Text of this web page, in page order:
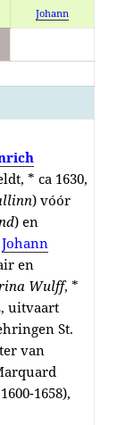
Johann
* ca 1630,
) vóór
) en
Johann
en
Wulff, *
uitvaart
St.
van
1658),